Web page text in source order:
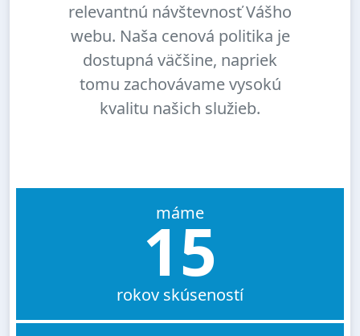
relevantnú návštevnosť Vášho
webu. Naša cenová politika je
dostupná väčšine, napriek
tomu zachovávame vysokú
kvalitu našich služieb.
máme
15
rokov skúseností